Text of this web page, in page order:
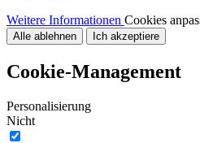
Weitere Informationen Cookies
Alle ablehnen Ich akzeptiere
Cookie-Management
Personalisierung
Nicht